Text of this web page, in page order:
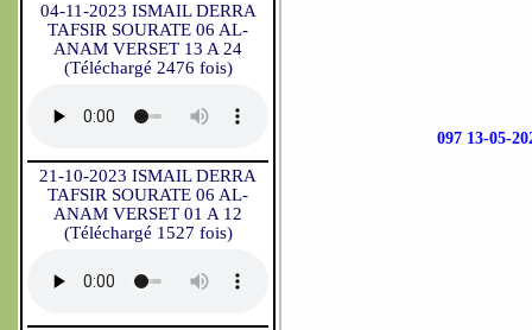
04-11-2023 ISMAIL DERRA
TAFSIR SOURATE 06 AL-
ANAM VERSET 13 A 24
(Téléchargé 2476 fois)
21-10-2023 ISMAIL DERRA
TAFSIR SOURATE 06 AL-
ANAM VERSET 01 A 12
(Téléchargé 1527 fois)
097 13-05-